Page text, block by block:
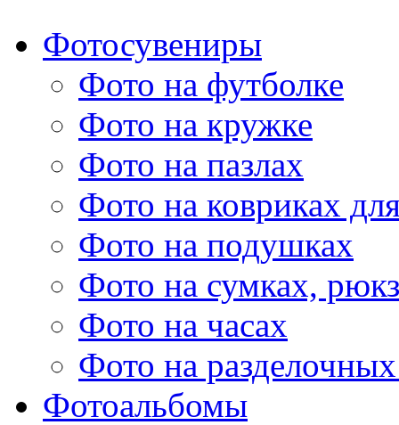
Фотосувениры
Фото на футболке
Фото на кружке
Фото на пазлах
Фото на ковриках
Фото на подушках
Фото на сумках,
Фото на часах
Фото на
Фотоальбомы